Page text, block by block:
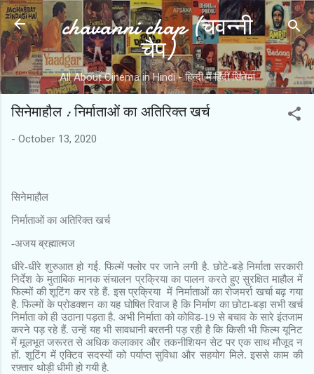
Skip to main content
chavanni chap (चवन्नी
चैप)
All About Cinema in Hindi - हिन्दी में हिंदी सिनेमा
सिनेमाहौल : निर्माताओं का अतिरिक्त खर्च
- October 13, 2020
सिनेमाहौल
निर्माताओं का अतिरिक्त खर्च
-अजय ब्रह्मात्मज
धीरे-धीरे शुरुआत हो गई. फिल्में फ्लोर पर जाने लगी है. छोटे-बड़े निर्माता सरकारी
निर्देश के मुताबिक मानक संचालन प्रक्रिया का पालन करते हुए सुरक्षित माहौल में
फिल्मों की शूटिंग कर रहे हैं. इस प्रक्रिया में निर्माताओं का रोजमर्रा खर्चा बढ़ गया
है. फिल्मों के प्रोडक्शन का यह घोषित रिवाज है कि निर्माण का छोटा-बड़ा सभी खर्च
निर्माता को ही उठाना पड़ता है. अभी निर्माता को कोविड-19 से बचाव के सारे इंतजाम
करने पड़ रहे हैं. उन्हें यह भी सावधानी बरतनी पड़ रही है कि किसी भी फिल्म यूनिट
में मूलभूत जरूरत से अधिक कलाकार और तकनीशियन सेट पर एक साथ मौजूद न
हों. शूटिंग में एक्टिव सदस्यों को पर्याप्त सुविधा और सहयोग मिले. इससे काम की
रफ़्तार थोड़ी धीमी हो गयी है.